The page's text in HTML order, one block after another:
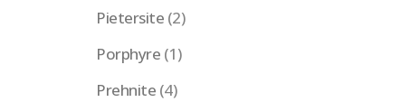
Pietersite (2)
Porphyre (1)
Prehnite (4)